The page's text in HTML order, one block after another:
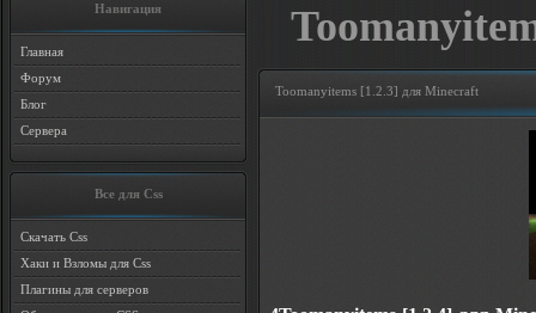
Навигация
Главная
Форум
Блог
Сервера
Все для Css
Скачать Css
Хаки и Взломы для Css
Плагины для серверов
Toomanyitems [1.2.3] для Minecraft